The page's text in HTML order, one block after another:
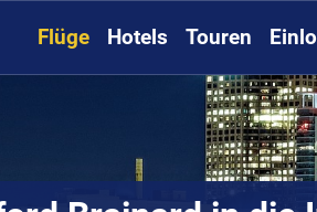
Flüge Hotels Touren